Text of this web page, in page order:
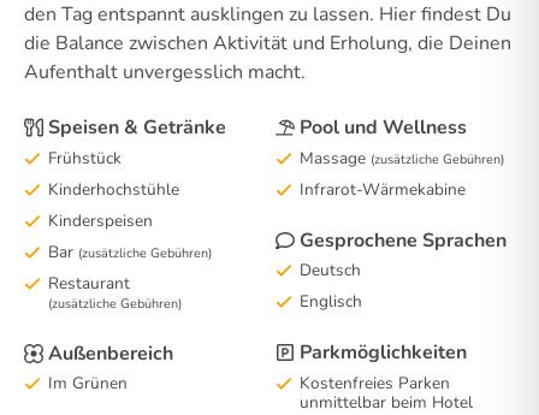
den Tag entspannt ausklingen zu lassen. Hier findest Du
die Balance zwischen Aktivität und Erholung, die Deinen
Aufenthalt unvergesslich macht.
Speisen & Getränke
Frühstück
Kinderhochstühle
Kinderspeisen
Bar (zusätzliche Gebühren)
Restaurant
(zusätzliche Gebühren)
Außenbereich
Im Grünen
Pool und Wellness
Massage (zusätzliche Gebühren)
Infrarot-Wärmekabine
Gesprochene Sprachen
Deutsch
Englisch
Parkmöglichkeiten
Kostenfreies Parken
unmittelbar beim Hotel